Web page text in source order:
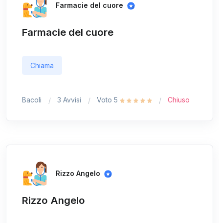
Farmacie del cuore
Farmacie del cuore
Chiama
Bacoli 3 Avvisi Voto 5 Chiuso
Rizzo Angelo
Rizzo Angelo